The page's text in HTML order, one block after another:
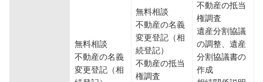
無料相談
不動産の名義
変更登記（相
無料相談
不動産の名義
変更登記（相
続登記）
不動産の抵当
権調査
不動産の抵当
権調査
遺産分割協議
の調整、遺産
分割協議書の
作成